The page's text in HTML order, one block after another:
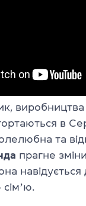
виробництва
в
та
прагне